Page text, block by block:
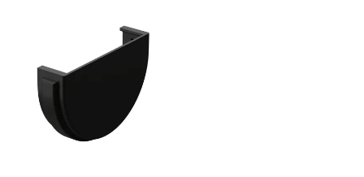
избранное сравнить